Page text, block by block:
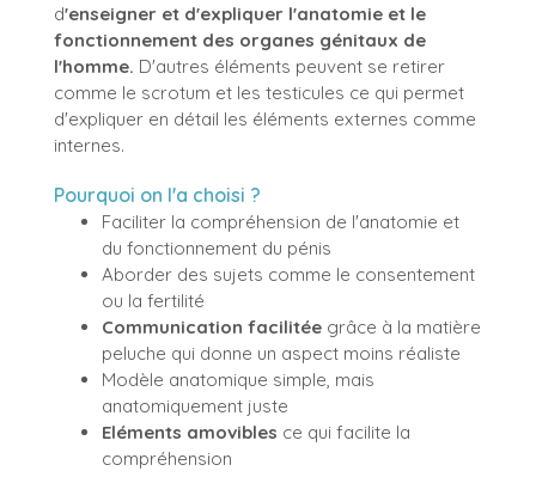
d'enseigner et d'expliquer l'anatomie et le
fonctionnement des organes génitaux de
l'homme. D'autres éléments peuvent se retirer
comme le scrotum et les testicules ce qui permet
d'expliquer en détail les éléments externes comme
internes.
Pourquoi on l'a choisi ?
Faciliter la compréhension de l'anatomie et
du fonctionnement du pénis
Aborder des sujets comme le consentement
ou la fertilité
Communication facilitée grâce à la matière
peluche qui donne un aspect moins réaliste
Modèle anatomique simple, mais
anatomiquement juste
Eléments amovibles ce qui facilite la
compréhension